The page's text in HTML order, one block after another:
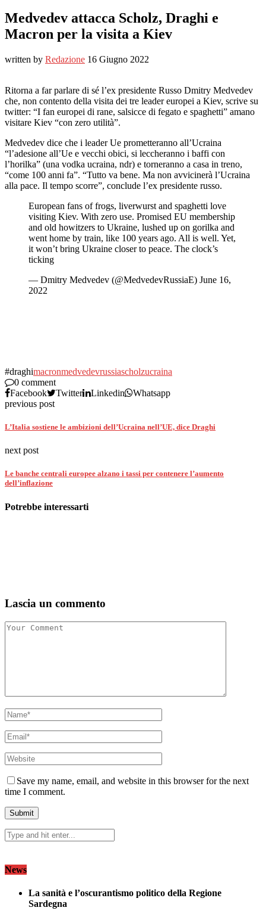
Medvedev attacca Scholz, Draghi e
Macron per la visita a Kiev
written by Redazione 16 Giugno 2022
Ritorna a far parlare di sé l’ex presidente Russo Dmitry Medvedev
che, non contento della visita dei tre leader europei a Kiev, scrive su
twitter: “I fan europei di rane, salsicce di fegato e spaghetti” amano
visitare Kiev “con zero utilità”.
Medvedev dice che i leader Ue prometteranno all’Ucraina
“l’adesione all’Ue e vecchi obici, si leccheranno i baffi con
l’horilka” (una vodka ucraina, ndr) e torneranno a casa in treno,
“come 100 anni fa”. “Tutto va bene. Ma non avvicinerà l’Ucraina
alla pace. Il tempo scorre”, conclude l’ex presidente russo.
European fans of frogs, liverwurst and spaghetti love
visiting Kiev. With zero use. Promised EU membership
and old howitzers to Ukraine, lushed up on gorilka and
went home by train, like 100 years ago. All is well. Yet,
it won’t bring Ukraine closer to peace. The clock’s
ticking
— Dmitry Medvedev (@MedvedevRussiaE) June 16,
2022
#draghimacronmedvedevrussiascholzucraina
0 comment
Facebook
Twitter Linkedin
Whatsapp
previous post
L’Italia sostiene le ambizioni dell’Ucraina nell’UE, dice Draghi
next post
Le banche centrali europee alzano i tassi per contenere l’aumento
dell’inflazione
Potrebbe interessarti
Lascia un commento
Save my name, email, and website in this browser for the next
time I comment.
News
La sanità e l’oscurantismo politico della Regione
Sardegna